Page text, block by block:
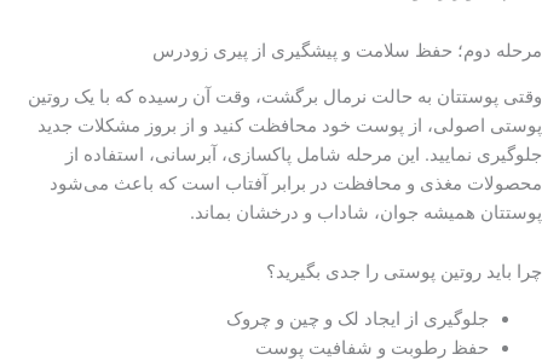
مرحله دوم؛ حفظ سلامت و پیشگیری از پیری زودرس
وقتی پوستتان به حالت نرمال برگشت، وقت آن رسیده که با یک روتین
پوستی اصولی، از پوست خود محافظت کنید و از بروز مشکلات جدید
جلوگیری نمایید. این مرحله شامل پاکسازی، آبرسانی، استفاده از
محصولات مغذی و محافظت در برابر آفتاب است که باعث می‌شود
پوستتان همیشه جوان، شاداب و درخشان بماند.
چرا باید روتین پوستی را جدی بگیرید؟
جلوگیری از ایجاد لک و چین و چروک
حفظ رطوبت و شفافیت پوست